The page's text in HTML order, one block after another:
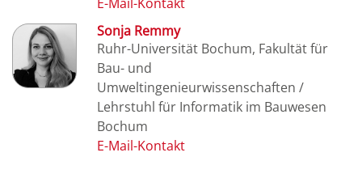
Sonja Remmy
Ruhr-Universität Bochum, Fakultät für
Bau- und
Umweltingenieurwissenschaften /
Lehrstuhl für Informatik im Bauwesen
Bochum